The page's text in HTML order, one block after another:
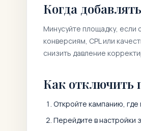
Когда
Минусуйте площадку, если
конверсиям, CPL или
снизить давление
Как отключить
Откройте кампанию, где
Перейдите в настройки